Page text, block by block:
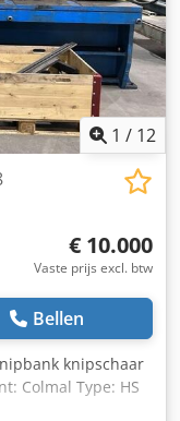
1 / 12
€ 10.000
Vaste prijs excl. btw
Bellen
knipschaar
Colmal Type: HS
350